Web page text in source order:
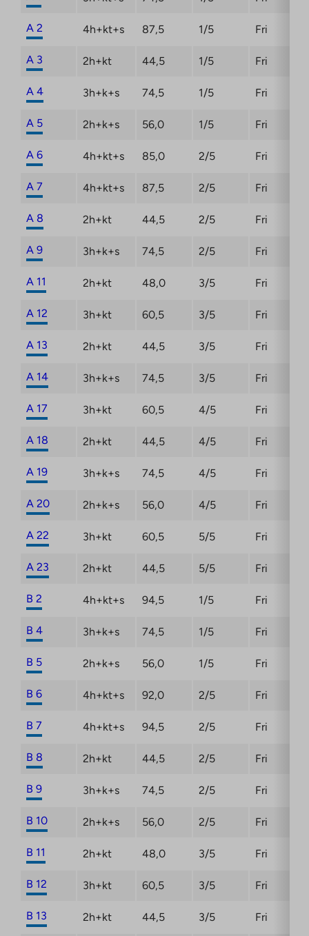
A 2 4h+kt+s 87,5 1/5 Fri
A 3 2h+kt 44,5 1/5 Fri
A 4 3h+k+s 74,5 1/5 Fri
A 5 2h+k+s 56,0 1/5 Fri
A 6 4h+kt+s 85,0 2/5 Fri
A 7 4h+kt+s 87,5 2/5 Fri
A 8 2h+kt 44,5 2/5 Fri
A 9 3h+k+s 74,5 2/5 Fri
A 11 2h+kt 48,0 3/5 Fri
A 12 3h+kt 60,5 3/5 Fri
A 13 2h+kt 44,5 3/5 Fri
A 14 3h+k+s 74,5 3/5 Fri
A 17 3h+kt 60,5 4/5 Fri
A 18 2h+kt 44,5 4/5 Fri
A 19 3h+k+s 74,5 4/5 Fri
A 20 2h+k+s 56,0 4/5 Fri
A 22 3h+kt 60,5 5/5 Fri
A 23 2h+kt 44,5 5/5 Fri
B 2 4h+kt+s 94,5 1/5 Fri
B 4 3h+k+s 74,5 1/5 Fri
B 5 2h+k+s 56,0 1/5 Fri
B 6 4h+kt+s 92,0 2/5 Fri
B 7 4h+kt+s 94,5 2/5 Fri
B 8 2h+kt 44,5 2/5 Fri
B 9 3h+k+s 74,5 2/5 Fri
B 10 2h+k+s 56,0 2/5 Fri
B 11 2h+kt 48,0 3/5 Fri
B 12 3h+kt 60,5 3/5 Fri
B 13 2h+kt 44,5 3/5 Fri